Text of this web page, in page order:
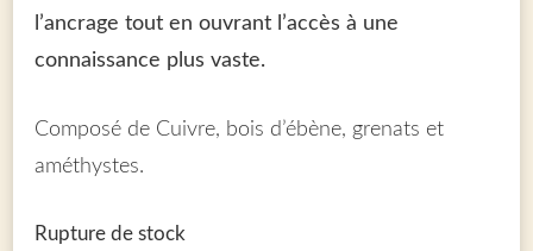
l’ancrage tout en ouvrant l’accès à une
connaissance plus vaste.
Composé de Cuivre, bois d’ébène, grenats et
améthystes.
Rupture de stock